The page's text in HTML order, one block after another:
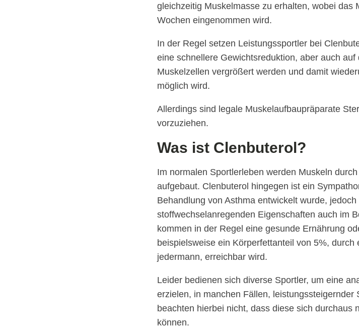
gleichzeitig Muskelmasse zu erhalten, wobei das
Wochen eingenommen wird.
In der Regel setzen Leistungssportler bei
eine schnellere Gewichtsreduktion, aber auch
Muskelzellen vergrößert werden und damit
möglich wird.
Allerdings sind legale Muskelaufbaupräparate
vorzuziehen.
Was ist Clenbuterol?
Im normalen Sportlerleben werden Muskeln
aufgebaut. Clenbuterol hingegen ist ein
Behandlung von Asthma entwickelt wurde,
stoffwechselanregenden Eigenschaften auch im
kommen in der Regel eine gesunde Ernährung
beispielsweise ein Körperfettanteil von 5%,
jedermann, erreichbar wird.
Leider bedienen sich diverse Sportler, um eine
erzielen, in manchen Fällen, leistungssteigernder
beachten hierbei nicht, dass diese sich durchaus
können.